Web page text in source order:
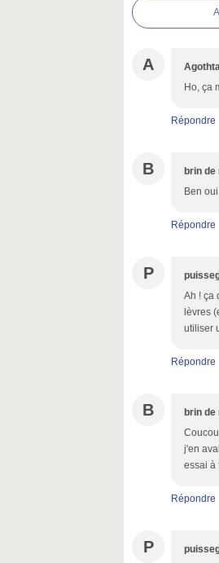
A
Ho, ça
Répondre
B brin
Ben
Répondre
P
Ah ! ça
lèvres
utiliser
Répondre
B brin
j'en
essai à
Répondre
P